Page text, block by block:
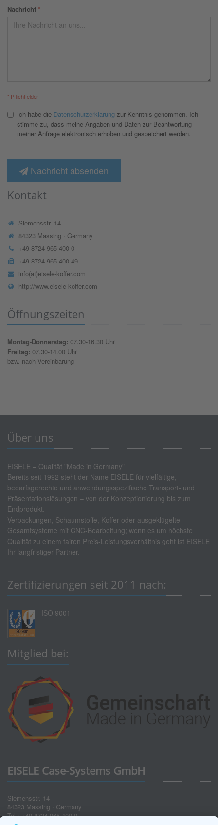
Nachricht *
* Pflichtfelder
Ich habe die Datenschutzerklärung zur Kenntnis genommen. Ich
stimme zu, dass meine Angaben und Daten zur Beantwortung
meiner Anfrage elektronisch erhoben und gespeichert werden.
Nachricht absenden
Kontakt
Siemensstr. 14
84323 Massing · Germany
+49 8724 965 400-0
+49 8724 965 400-49
info(at)eisele-koffer.com
http://www.eisele-koffer.com
Öffnungszeiten
Montag-Donnerstag: 07.30-16.30 Uhr
Freitag: 07.30-14.00 Uhr
bzw. nach Vereinbarung
Über uns
EISELE – Qualität "Made in Germany"
Bereits seit 1992 steht der Name EISELE für vielfältige,
bedarfsgerechte und anwendungsspezifische Transport- und
Präsentationslösungen – von der Konzeptionierung bis zum
Endprodukt.
Verpackungen, Schaumstoffe, Koffer oder ausgeklügelte
Gesamtsysteme mit CNC-Bearbeitung; wenn es um höchste
Qualität zu einem fairen Preis-Leistungsverhältnis geht ist EISELE
Ihr langfristiger Partner.
Zertifizierungen seit 2011 nach:
ISO 9001
Mitglied bei:
EISELE Case-Systems GmbH
Siemensstr. 14
84323 Massing · Germany
Tel.: +49 8724 965 400-0